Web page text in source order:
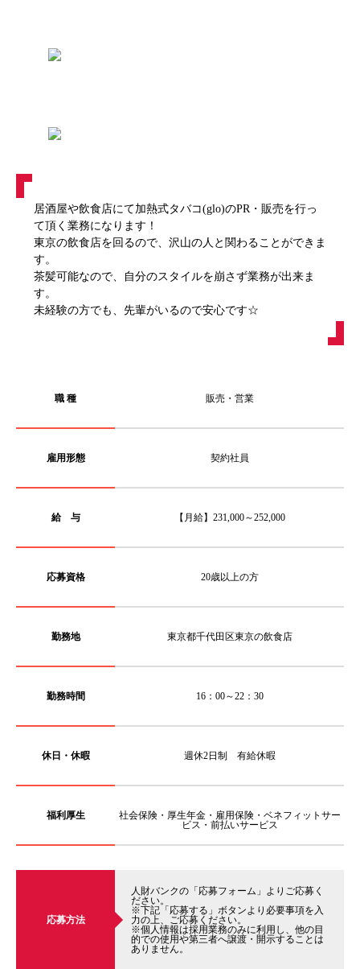
居酒屋や飲食店にて加熱式タバコ(glo)のPR・販売を行っ
て頂く業務になります！
東京の飲食店を回るので、沢山の人と関わることができま
す。
茶髪可能なので、自分のスタイルを崩さず業務が出来ま
す。
未経験の方でも、先輩がいるので安心です☆
職 種 販売・営業
雇用形態 契約社員
給 与 【月給】231,000～252,000
応募資格 20歳以上の方
勤務地 東京都千代田区東京の飲食店
勤務時間 16：00～22：30
休日・休暇 週休2日制 有給休暇
福利厚生
社会保険・厚生年金・雇用保険・ベネフィットサー
ビス・前払いサービス
応募方法
人財バンクの「応募フォーム」よりご応募く
ださい。
※下記「応募する」ボタンより必要事項を入
力の上、ご応募ください。
※個人情報は採用業務のみに利用し、他の目
的での使用や第三者へ譲渡・開示することは
ありません。